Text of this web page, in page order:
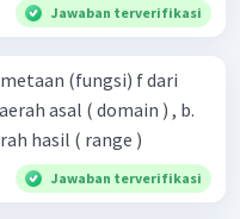
Jawaban terverifikasi
(fungsi) f dari
( kodomain ) c. daerah hasil ( range )
Jawaban terverifikasi